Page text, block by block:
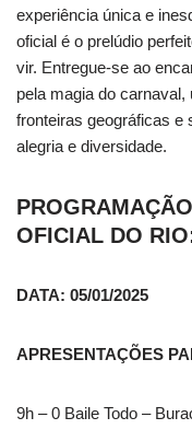
experiência única e
oficial é o prelúdio
vir. Entregue-se ao
pela magia do
fronteiras geográficas e
alegria e diversidade.
OFICIAL DO
DATA: 05/01/2025
APRESENTAÇÕES
9h – 0 Baile Todo –